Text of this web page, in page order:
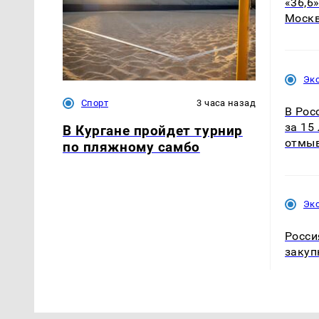
Спорт 3 часа назад
В Кургане пройдет турнир
по пляжному самбо
В
за 15